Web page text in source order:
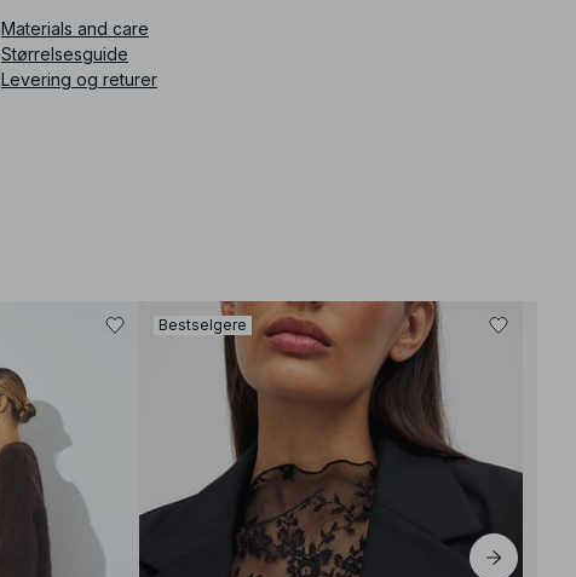
Materials and care
Størrelsesguide
Levering og returer
Bestselgere